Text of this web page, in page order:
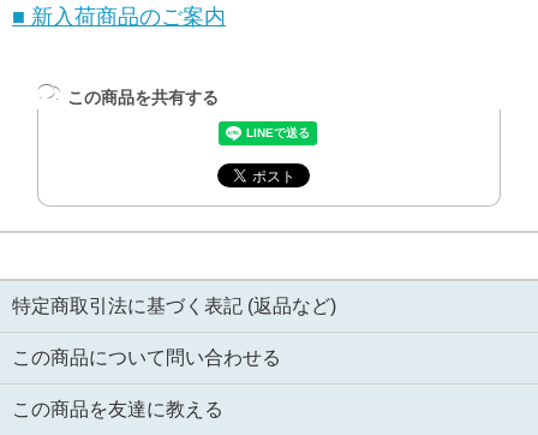
■ 新入荷商品のご案内
この商品を共有する
特定商取引法に基づく表記 (返品など)
この商品について問い合わせる
この商品を友達に教える